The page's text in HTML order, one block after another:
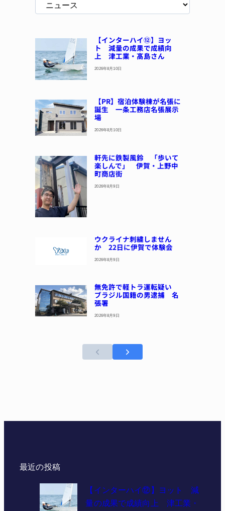
【インターハイ⑫】ヨッ
ト 減量の成果で成績向
上 津工業・髙島さん
2026年8月10日
【PR】宿泊体験棟が名張に
誕生 一条工務店名張展示
場
2026年8月10日
軒先に鉄製風鈴 「歩いて
楽しんで」 伊賀・上野中
町商店街
2026年8月9日
ウクライナ刺繍しません
か 22日に伊賀で体験会
2026年8月9日
無免許で軽トラ運転疑い
ブラジル国籍の男逮捕 名
張署
2026年8月9日
最近の投稿
【インターハイ⑫】ヨット 減
量の成果で成績向上 津工業・